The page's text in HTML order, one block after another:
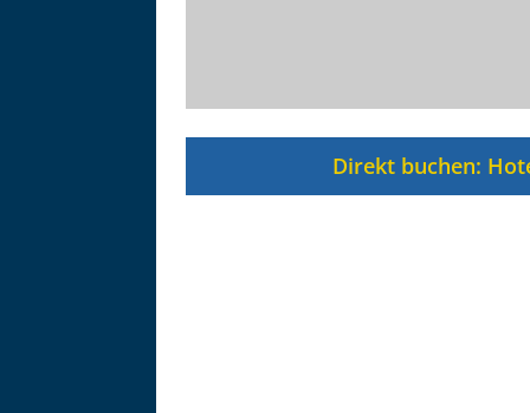
Direkt buchen: